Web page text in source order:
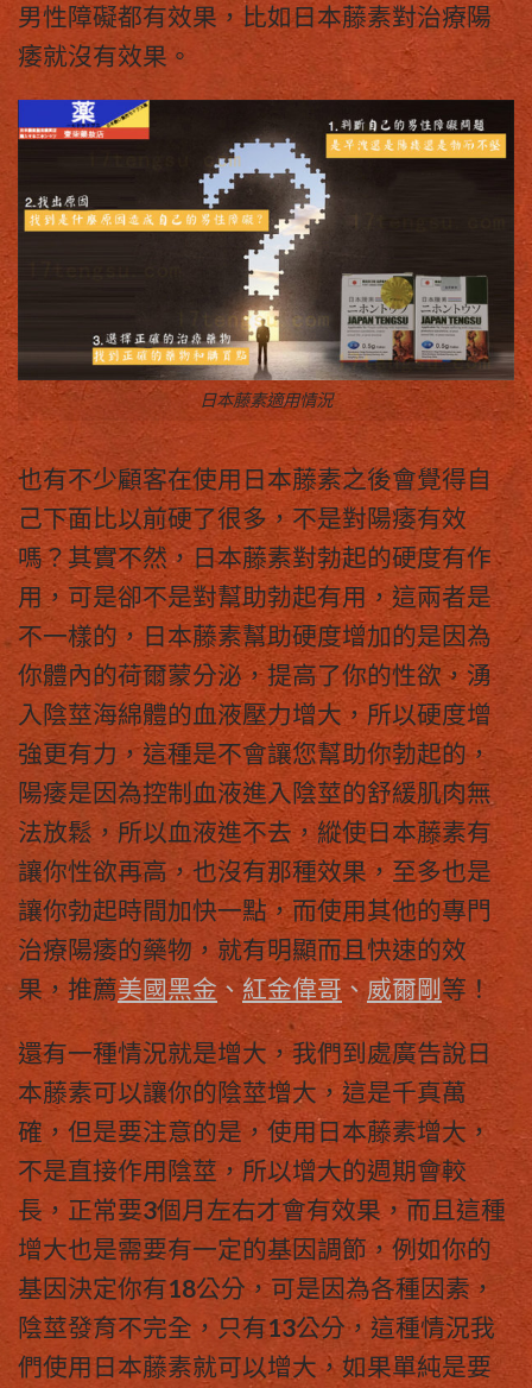
男性障礙都有效果，比如日本藤素對治療陽
痿就沒有效果。
日本藤素適用情況
也有不少顧客在使用 日本藤素之後會覺得自
己下面比以前硬了很多，不是對陽痿有效
嗎？其實不然， 日本藤素對勃起的硬度有作
用，可是卻不是對幫助勃起有用，這兩者是
不一樣的， 日本藤素幫助硬度增加的是因為
你體內的荷爾蒙分泌，提高了你的性欲，湧
入陰莖海綿體的血液壓力增大，所以硬度增
強更有力，這種是不會讓您幫助你勃起的，
陽痿是因為控制血液進入陰莖的舒緩肌肉無
法放鬆，所以血液進不去，縱使日本藤素有
讓你性欲再高，也沒有那種效果，至多也是
讓你勃起時間加快一點，而使用其他的專門
治療陽痿的藥物，就有明顯而且快速的效
果，推薦美國黑金 、紅金偉哥 、威爾剛等！
還有一種情況就是增大，我們到處廣告說日
本藤素可以讓你的陰莖增大，這是千真萬
確，但是要注意的是，使用日本藤素增大，
不是直接作用陰莖，所以增大的週期會較
長，正常要3個月左右才會有效果，而且這種
增大也是需要有一定的基因調節，例如你的
基因決定你有18公分，可是因為各種因素，
陰莖發育不完全，只有13公分，這種情況我
們使用 日本藤素就可以增大，如果單純是要